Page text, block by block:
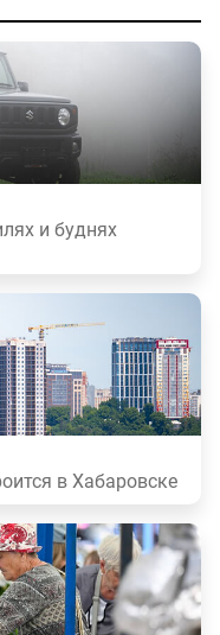
и буднях
в Хабаровске